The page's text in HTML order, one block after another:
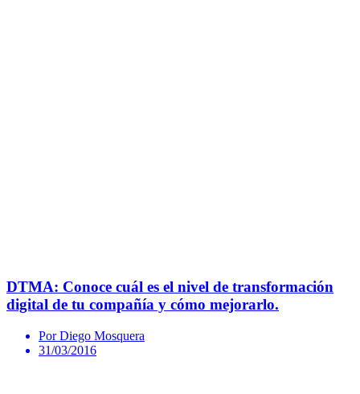
DTMA: Conoce cuál es el nivel de transformación
digital de tu compañía y cómo mejorarlo.
Por Diego Mosquera
31/03/2016